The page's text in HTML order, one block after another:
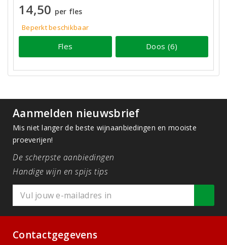
14,50 per fles
Beperkt beschikbaar
Fles Doos (6)
Aanmelden nieuwsbrief
Mis niet langer de beste wijnaanbiedingen en mooiste
proeverijen!
De scherpste aanbiedingen
Handige wijn en spijs tips
Contactgegevens